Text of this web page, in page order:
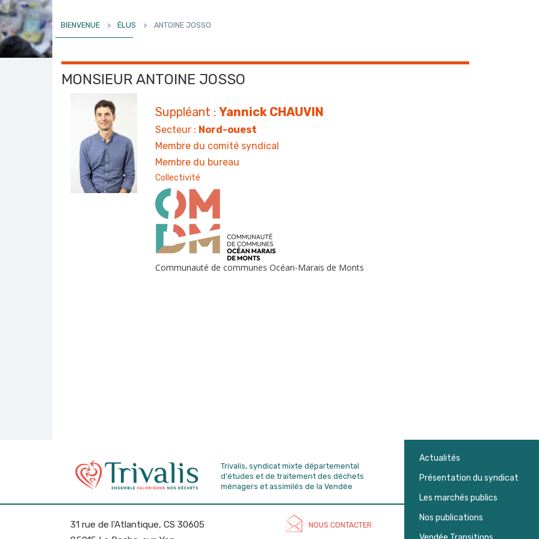
BIENVENUE > ÉLUS > ANTOINE JOSSO
MONSIEUR ANTOINE JOSSO
Suppléant :Yannick CHAUVIN
Secteur : Nord-ouest
Membre du comité syndical
Membre du bureau
Collectivité
Communauté de communes Océan-Marais de Monts
Trivalis, syndicat mixte départemental
d'études et de traitement des déchets
ménagers et assimilés de la Vendée
31 rue de l'Atlantique, CS 30605
NOUS CONTACTER
Actualités
Présentation du syndicat
Les marchés publics
Nos publications